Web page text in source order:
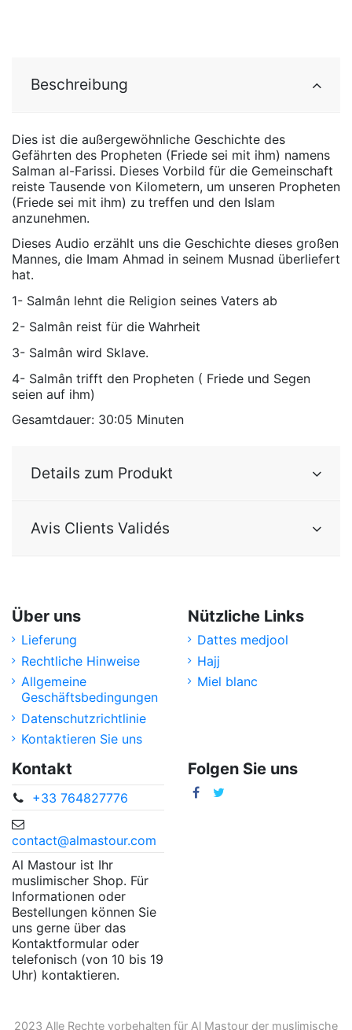
Beschreibung
Dies ist die außergewöhnliche Geschichte des
Gefährten des Propheten (Friede sei mit ihm) namens
Salman al-Farissi. Dieses Vorbild für die Gemeinschaft
reiste Tausende von Kilometern, um unseren Propheten
(Friede sei mit ihm) zu treffen und den Islam
anzunehmen.
Dieses Audio erzählt uns die Geschichte dieses großen
Mannes, die Imam Ahmad in seinem Musnad überliefert
hat.
1- Salmân lehnt die Religion seines Vaters ab
2- Salmân reist für die Wahrheit
3- Salmân wird Sklave.
4- Salmân trifft den Propheten ( Friede und Segen
seien auf ihm)
Gesamtdauer: 30:05 Minuten
Details zum Produkt
Avis Clients Validés
Über uns
Lieferung
Rechtliche Hinweise
Allgemeine
Geschäftsbedingungen
Datenschutzrichtlinie
Kontaktieren Sie uns
Nützliche Links
Dattes medjool
Hajj
Miel blanc
Kontakt
+33 764827776
contact@almastour.com
Al Mastour ist Ihr
muslimischer Shop. Für
Informationen oder
Bestellungen können Sie
uns gerne über das
Kontaktformular oder
telefonisch (von 10 bis 19
Uhr) kontaktieren.
Folgen Sie uns
2023 Alle Rechte vorbehalten für Al Mastour der muslimische